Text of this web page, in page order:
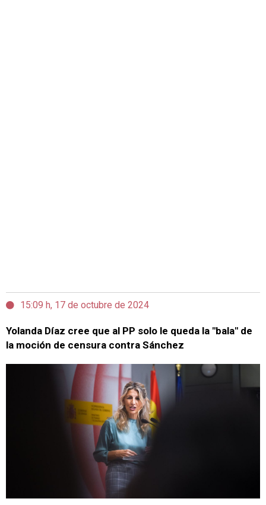
15:09 h, 17 de octubre de 2024
Yolanda Díaz cree que al PP solo le queda la "bala" de
la moción de censura contra Sánchez